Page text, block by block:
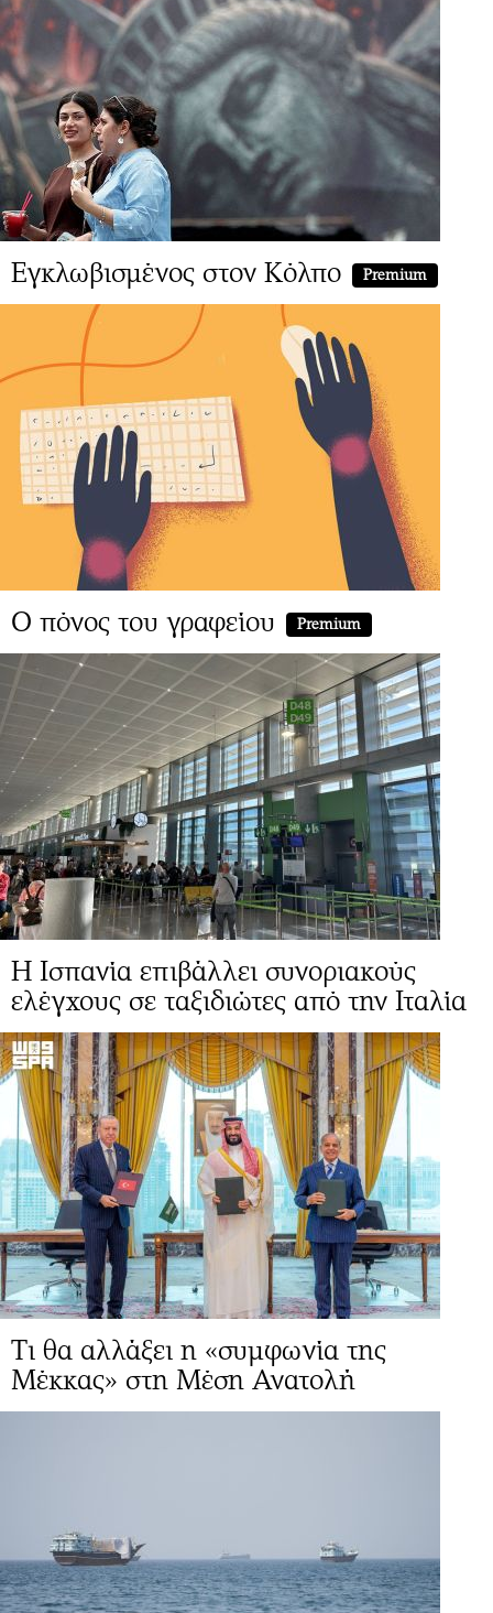
Εγκλωβισμένος στον Κόλπο Premium
Ο πόνος του γραφείου Premium
Η Ισπανία επιβάλλει συνοριακούς
ελέγχους σε ταξιδιώτες από την Ιταλία
Τι θα αλλάξει η «συμφωνία της
Μέκκας» στη Μέση Ανατολή